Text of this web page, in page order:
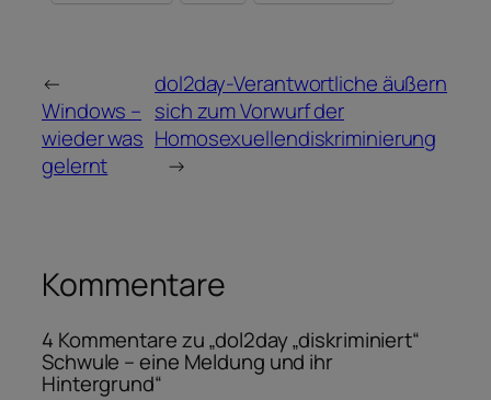
←
Windows –
wieder was
gelernt
dol2day-Verantwortliche äußern
sich zum Vorwurf der
Homosexuellendiskriminierung
→
Kommentare
4 Kommentare zu „dol2day „diskriminiert“
Schwule – eine Meldung und ihr
Hintergrund“